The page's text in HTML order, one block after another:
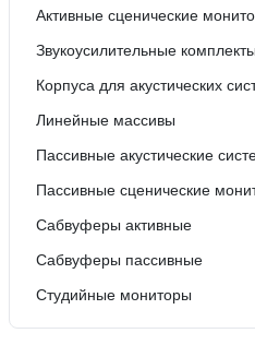
Активные сценические
Звукоусилительные комплекты
Корпуса для акустических
Линейные массивы
Пассивные акустические
Пассивные сценические
Сабвуферы активные
Сабвуферы пассивные
Студийные мониторы